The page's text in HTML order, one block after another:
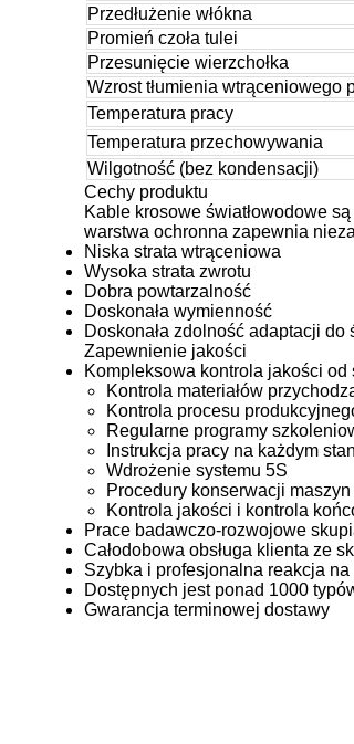
Przedłużenie włókna
Promień czoła tulei
Przesunięcie wierzchołka
Wzrost tłumienia wtrąceniowego
Temperatura pracy
Temperatura przechowywania
Wilgotność (bez kondensacji)
Cechy produktu
Kable krosowe światłowodowe
warstwa ochronna zapewnia
Niska strata wtrąceniowa
Wysoka strata zwrotu
Dobra powtarzalność
Doskonała wymienność
Doskonała zdolność adaptacji do
Zapewnienie jakości
Kompleksowa kontrola jakości
Kontrola materiałów
Kontrola procesu
Regularne programy
Instrukcja pracy na każdym
Wdrożenie systemu 5S
Procedury konserwacji maszyn
Kontrola jakości i kontrola
Prace badawczo-rozwojowe
Całodobowa obsługa klienta ze
Szybka i profesjonalna reakcja na
Dostępnych jest ponad 1000
Gwarancja terminowej dostawy